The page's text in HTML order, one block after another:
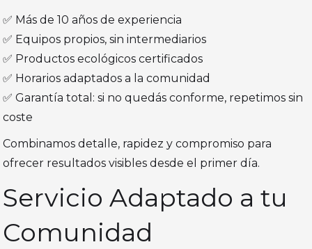
✅ Más de 10 años de experiencia
✅ Equipos propios, sin intermediarios
✅ Productos ecológicos certificados
✅ Horarios adaptados a la comunidad
✅ Garantía total: si no quedás conforme, repetimos sin
coste
Combinamos detalle, rapidez y compromiso para
ofrecer resultados visibles desde el primer día.
Servicio Adaptado a tu
Comunidad